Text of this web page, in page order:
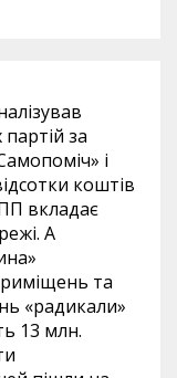
за
і
коштів
вкладає
А
та
«радикали»
13 млн.